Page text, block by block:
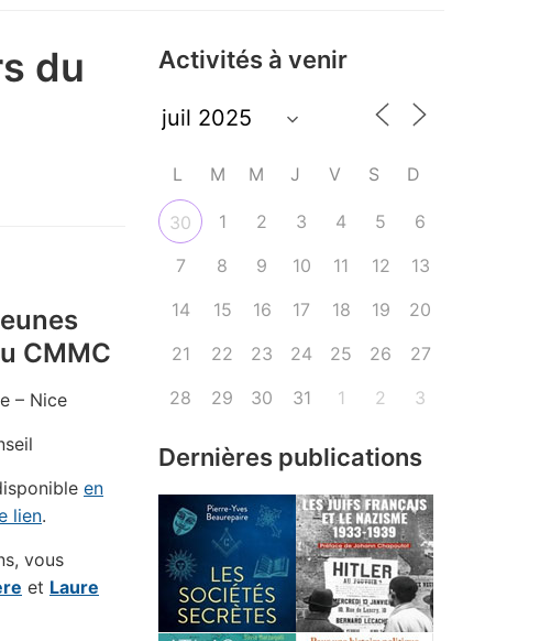
du
CMMC
– Nice
en
lien.
vous
et Laure
Activités à venir
L M M J V S D
30 1 2 3 4 5
6
7
8 9 10 11 12
13
14
15 16 17 18 19
20
21
22 23 24 25 26
27
28
29 30 31 1 2 3
Dernières publications